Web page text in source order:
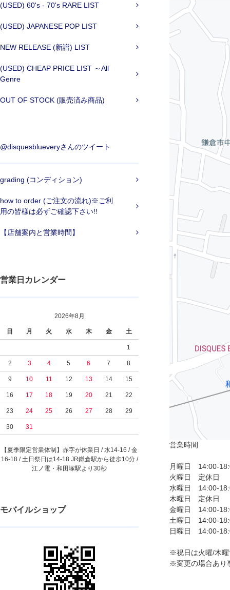
(USED) 60's - 70's RARE LIST
(USED) JAPANESE POP LIST
NEW RELEASE (新譜) LIST
(USED) CHEAP PRICE LIST ～All
Genre
OUT OF STOCK (販売済み商品)
@disquesblueveryさんのツイート
grading (コンディション)
how to order (ご注文の流れ)※ご利
用の皆様は必ずご確認下さい!!
【店舗案内と営業時間】
営業日カレンダー
2026年8月
日 月 火 水 木 金 土
1
2 3 4 5 6 7 8
9 10 11 12 13 14 15
16 17 18 19 20 21 22
23 24 25 26 27 28 29
30 31
【夏季限定営業体制】赤字が休業日 / 水14-16 / 金
16-18 / 土日祭日は14-18 JR鎌倉駅から徒歩10分 /
江ノ電・和田塚駅より30秒
モバイルショップ
営業時間
月曜日 14:00-
火曜日 定休日
水曜日 14:00-
木曜日 定休日
金曜日 14:00-
土曜日 14:00-
日曜日 14:00-
※祝日は火曜/木
※変更の場合あり